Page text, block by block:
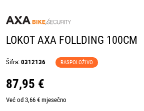
LOKOT AXA FOLLDING 100CM
Šifra: 0312136 RASPOLOŽIVO
87,95 €
Već od 3,66 € mjesečno